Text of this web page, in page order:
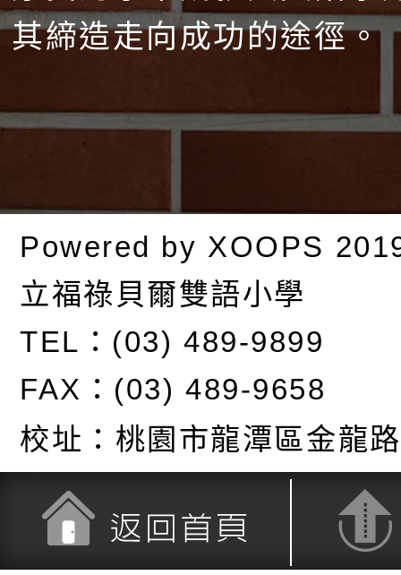
其締造走向成功的途徑。
Powered by XOOPS
立福祿貝爾雙語小學
TEL：(03) 489-9899
FAX：(03) 489-9658
校址： 桃園市龍潭區金龍